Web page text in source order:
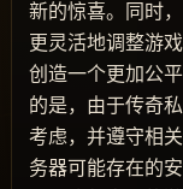
新的惊喜。同时
更灵活地调整游
创造一个更加公
的是，由于传奇
考虑，并遵守相
务器可能存在的